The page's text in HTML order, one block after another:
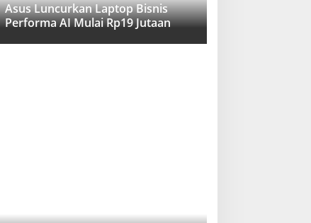
Asus Luncurkan Laptop Bisnis
Performa AI Mulai Rp19 Jutaan